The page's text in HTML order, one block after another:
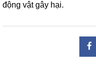
động vật gây hại.